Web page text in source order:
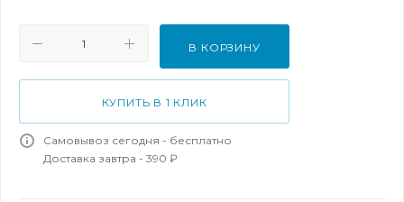
В КОРЗИНУ
КУПИТЬ В 1 КЛИК
Самовывоз сегодня - бесплатно
Доставка завтра - 390 ₽